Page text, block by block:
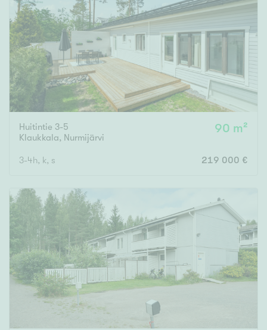
Huitintie 3-5
Klaukkala, Nurmijärvi
90 m²
3-4h, k, s 219 000 €